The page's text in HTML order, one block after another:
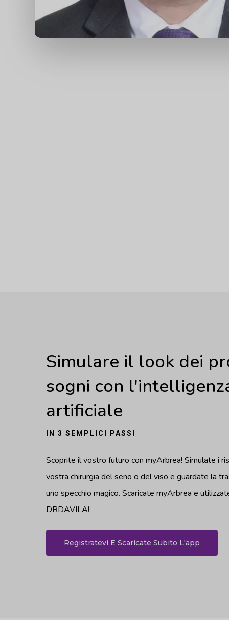
Simulare il look dei
sogni con
artificiale
IN 3 SEMPLICI PASSI
Scoprite il vostro futuro con myArbrea! Simulate i
vostra chirurgia del seno o del viso e guardate la
uno specchio magico. Scaricate myArbrea e
DRDAVILA!
Registratevi E Scaricate Subito L'app